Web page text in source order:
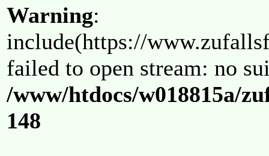
Warning:
include(https://
failed to open stream: no
/www/htdocs/w018815a/
148